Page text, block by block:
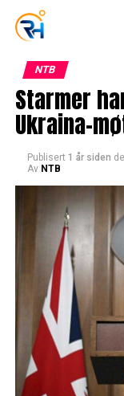
NTB
Starmer
Ukraina-
Publisert 1 år siden
Av NTB